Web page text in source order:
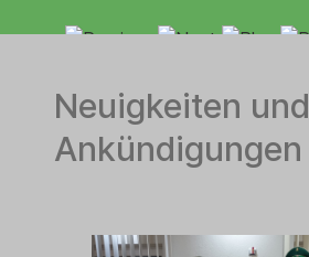
Neuigkeiten und
Ankündigungen